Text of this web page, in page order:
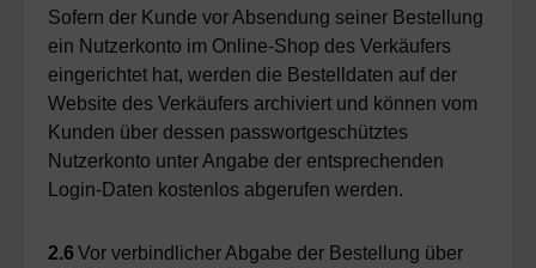
Sofern der Kunde vor Absendung seiner Bestellung
ein Nutzerkonto im Online-Shop des Verkäufers
eingerichtet hat, werden die Bestelldaten auf der
Website des Verkäufers archiviert und können vom
Kunden über dessen passwortgeschütztes
Nutzerkonto unter Angabe der entsprechenden
Login-Daten kostenlos abgerufen werden.
2.6 Vor verbindlicher Abgabe der Bestellung über